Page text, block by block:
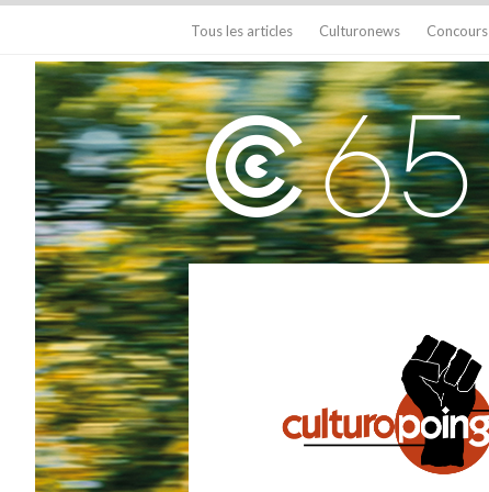
Tous les articles Culturonews Concours